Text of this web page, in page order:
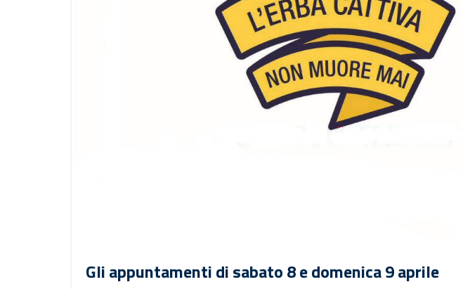
Gli appuntamenti di sabato 8 e domenica 9 aprile